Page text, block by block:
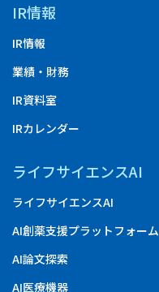
IR情報
IR情報
業績・財務
IR資料室
IRカレンダー
ライフサイエンスAI
ライフサイエンスAI
AI創薬支援プラットフォーム
AI論文探索
AI医療機器